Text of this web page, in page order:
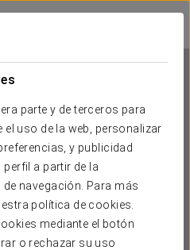
parte y de terceros para
uso de la web, personalizar
y publicidad
a partir de la
navegación. Para más
política de cookies.
mediante el botón
o rechazar su uso
de San Pedro